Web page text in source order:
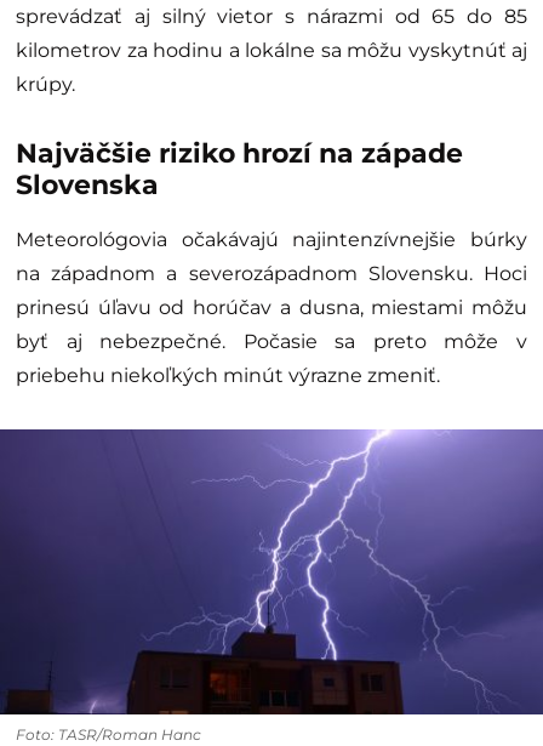
sprevádzať aj silný vietor s nárazmi od 65 do 85
kilometrov za hodinu a lokálne sa môžu vyskytnúť aj
krúpy.
Najväčšie riziko hrozí na západe
Slovenska
Meteorológovia očakávajú najintenzívnejšie búrky
na západnom a severozápadnom Slovensku. Hoci
prinesú úľavu od horúčav a dusna, miestami môžu
byť aj nebezpečné. Počasie sa preto môže v
priebehu niekoľkých minút výrazne zmeniť.
Foto: TASR/Roman Hanc